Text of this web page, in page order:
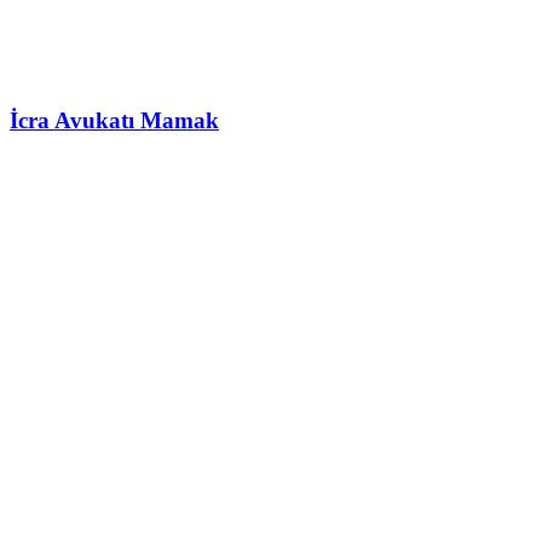
İcra Avukatı Mamak